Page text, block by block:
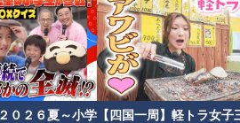
０２６夏～小学【四国一周】軽トラ女子
の
食
【包丁は使わず１時間で４品
11人大家族】子どもたちも大満
足の夕飯づくり！